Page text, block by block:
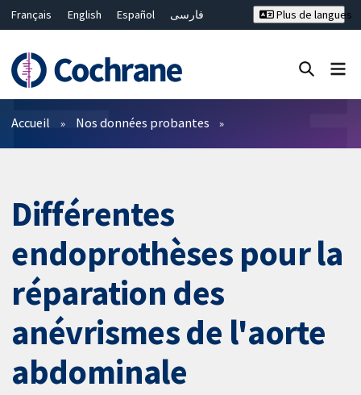
Français English Español
فارسی
Bahasa Malaysia
ไทย
繁體中文
简体中文
Plus de langues
Filtres
Accueil Nos données probantes
Différentes
endoprothèses pour la
réparation des
anévrismes de l'aorte
abdominale